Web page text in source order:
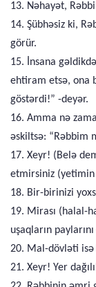
13. Nəhayət,
14. Şübhəsiz ki,
görür.
15. İnsana
ehtiram etsə, ona
göstərdi!” -deyər.
16. Amma nə
əskiltsə: “Rəbbim
17. Xeyr! (Belə
etmirsiniz (yetimin
18. Bir-birinizi
19. Mirası (halal-
uşaqların
20. Mal-dövləti isə
21. Xeyr! Yer